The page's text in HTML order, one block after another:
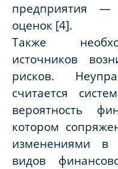
предприятия —
оценок [4].
Также
источников
рисков.
считается
вероятность
котором
изменениями в
видов